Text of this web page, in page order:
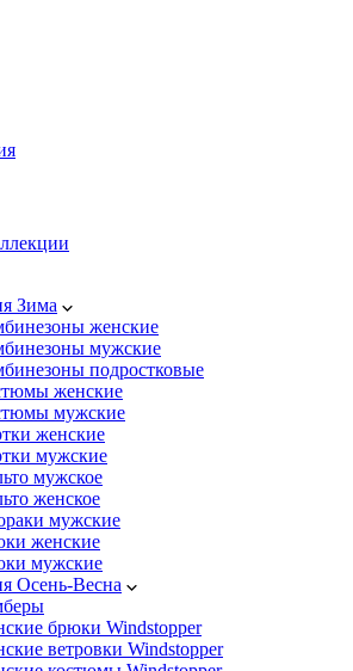
Зима
женские
мужские
подростковые
женские
мужские
женские
мужские
мужское
женское
мужские
женские
мужские
Осень-Весна
брюки Windstopper
ветровки Windstopper